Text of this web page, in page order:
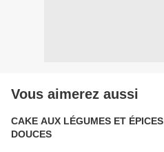
Vous aimerez aussi
CAKE AUX LÉGUMES ET ÉPICES
DOUCES